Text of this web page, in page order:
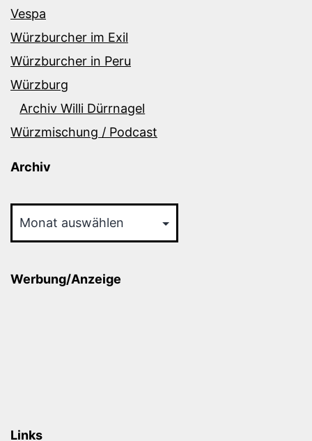
Vespa
Würzburcher im Exil
Würzburcher in Peru
Würzburg
Archiv Willi Dürrnagel
Würzmischung / Podcast
Archiv
Werbung/Anzeige
Links